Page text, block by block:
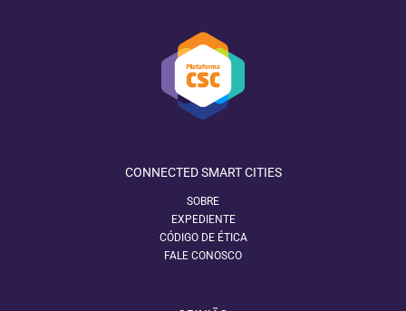
CONNECTED SMART CITIES
SOBRE
EXPEDIENTE
CÓDIGO DE ÉTICA
FALE CONOSCO